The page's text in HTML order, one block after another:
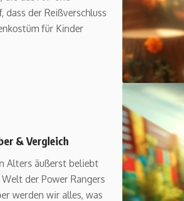
dass der Reißverschluss
für Kinder
& Vergleich
Alters äußerst beliebt
der Power Rangers
werden wir alles, was